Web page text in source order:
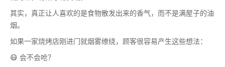
其实，真正让人喜欢的是食物散发出来的香气，而不是满屋子的油
烟。
如果一家烧烤店刚进门就烟雾缭绕，顾客很容易产生这些想法：
😷 会不会呛？